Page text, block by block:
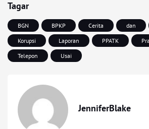
Tagar
BGN BPKP Cerita dan
Korupsi
Laporan PPATK
Telepon
Usai
JenniferBlake